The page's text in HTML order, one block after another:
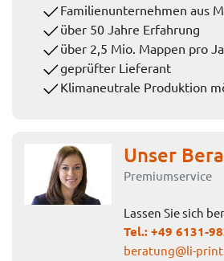
Familienunternehmen aus
über 50 Jahre Erfahrung
über 2,5 Mio. Mappen pro
geprüfter Lieferant
Klimaneutrale Produktion
Unser
Premiumservice
Lassen Sie sich
Tel.:+49 6131-
beratung@li-